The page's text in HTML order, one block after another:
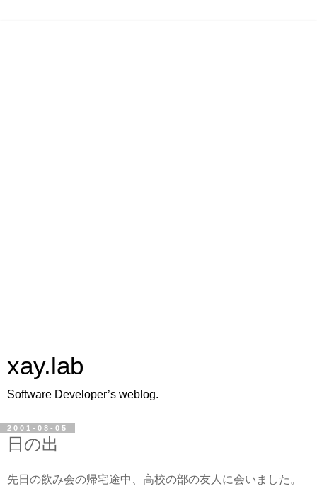
xay.lab
Software Developer’s weblog.
2001-08-05
日の出
先日の飲み会の帰宅途中、高校の部の友人に会いました。